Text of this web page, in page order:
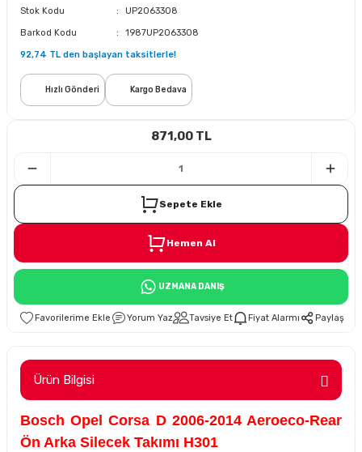
Stok Kodu UP2063308
Barkod Kodu 1987UP2063308
92,74 TL den başlayan taksitlerle!
Hızlı Gönderi Kargo Bedava
871,00 TL
Sepete Ekle
Hemen Al
UZMANA DANIŞ
Yorum Yaz Tavsiye Et Fiyat Alarmı Paylaş
Ürün Bilgisi
Bosch Opel Corsa D 2006-2014 Aeroeco-Rear
Ön Arka Silecek Takımı H301